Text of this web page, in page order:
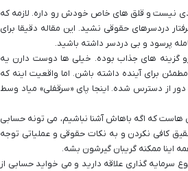
نیست و قلق های خاص خودش رو داره. لازمه که
دردسرهای حقوقی نشید. این مقاله دقیقا برای
پرسود و بی دردسر داشته باشید.
گزینه های جذاب بوده. خیلی ها دوست دارن یه
برای آینده داشته باشن. اما واقعیت اینه که
از دسترس شده. اینجا پای «سرقفلی» میاد وسط
که اگه باهاش آشنا نباشیم، می تونه حسابی
کافی نکردن و به نکات حقوقی و عملیاتی توجه
اینا ممکنه گریبان گیرشون بشه.
سرمایه گذاری علاقه دارید و می خواید حسابی از